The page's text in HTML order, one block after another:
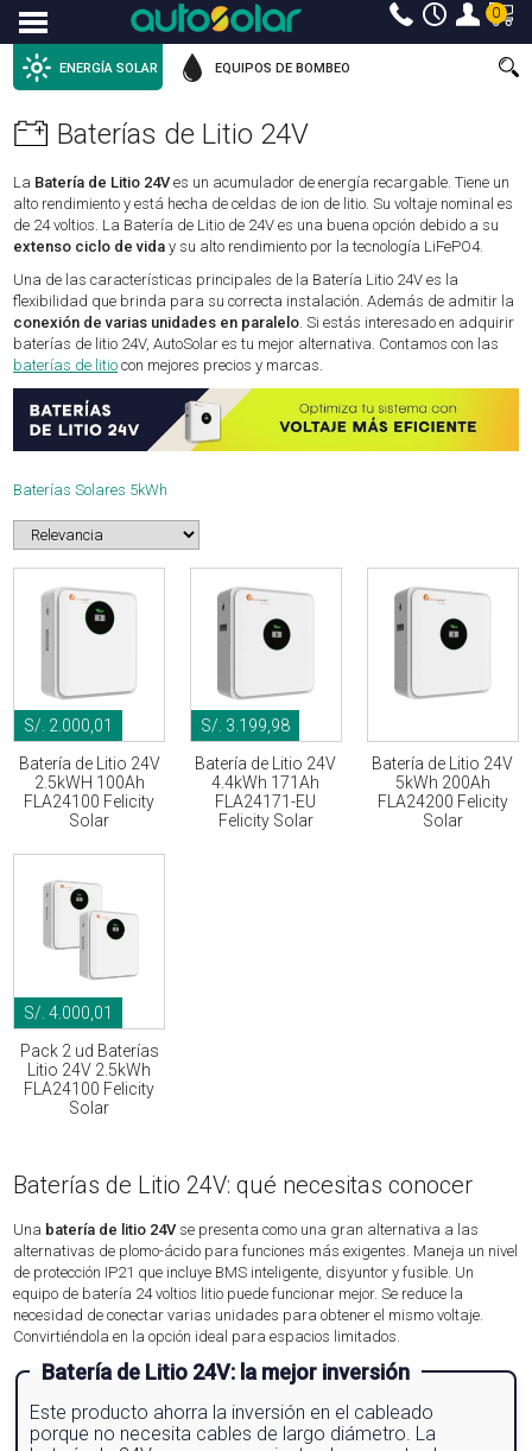
Menu 0
ENERGÍA SOLAR EQUIPOS DE BOMBEO
Baterías de Litio 24V
La Batería de Litio 24Ves un acumulador de energía recargable. Tiene un
alto rendimiento y está hecha de celdas de ion de litio. Su voltaje nominal es
de 24 voltios. La Batería de Litio de 24V es una buena opción debido a su
extenso ciclo de vida y su alto rendimiento por la tecnología LiFePO4.
Una de las características principales de la Batería Litio 24V es la
flexibilidad que brinda para su correcta instalación. Además de admitir la
conexión de varias unidades en paralelo. Si estás interesado en adquirir
baterías de litio 24V, AutoSolar es tu mejor alternativa. Contamos con las
baterías de litio con mejores precios y marcas.
Baterías Solares 5kWh
S/. 2.000,01
Batería de Litio 24V
2.5kWH 100Ah
FLA24100 Felicity
Solar
S/. 3.199,98
Batería de Litio 24V
4.4kWh 171Ah
FLA24171-EU
Felicity Solar
Batería de Litio 24V
5kWh 200Ah
FLA24200 Felicity
Solar
S/. 4.000,01
Pack 2 ud Baterías
Litio 24V 2.5kWh
FLA24100 Felicity
Solar
Baterías de Litio 24V: qué necesitas conocer
Una batería de litio 24V se presenta como una gran alternativa a las
alternativas de plomo-ácido para funciones más exigentes. Maneja un nivel
de protección IP21 que incluye BMS inteligente, disyuntor y fusible. Un
equipo de batería 24 voltios litio puede funcionar mejor. Se reduce la
necesidad de conectar varias unidades para obtener el mismo voltaje.
Convirtiéndola en la opción ideal para espacios limitados.
Batería de Litio 24V: la mejor inversión
Este producto ahorra la inversión en el cableado
porque no necesita cables de largo diámetro. La